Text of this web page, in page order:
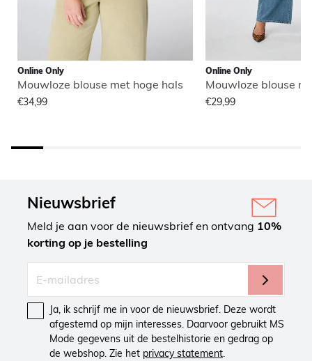
Online Only
Mouwloze blouse met hoge hals
€34,99
Online Only
Mouwloze blouse
€29,99
Nieuwsbrief
Meld je aan voor de nieuwsbrief en ontvang 10%
korting op je bestelling
Ja, ik schrijf me in voor de nieuwsbrief. Deze wordt
afgestemd op mijn interesses. Daarvoor gebruikt MS
Mode gegevens uit de bestelhistorie en gedrag op
de webshop. Zie het privacy statement.